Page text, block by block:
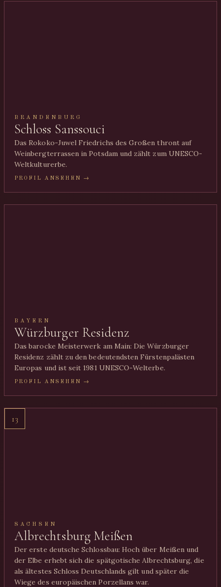
BRANDENBURG
Schloss Sanssouci
Das Rokoko-Juwel Friedrichs des Großen thront auf
Weinbergterrassen in Potsdam und zählt zum UNESCO-
Weltkulturerbe.
PROFIL ANSEHEN →
BAYERN
Würzburger Residenz
Das barocke Meisterwerk am Main: Die Würzburger
Residenz zählt zu den bedeutendsten Fürstenpalästen
Europas und ist seit 1981 UNESCO-Welterbe.
PROFIL ANSEHEN →
13
SACHSEN
Albrechtsburg Meißen
Der erste deutsche Schlossbau: Hoch über Meißen und
der Elbe erhebt sich die spätgotische Albrechtsburg, die
als ältestes Schloss Deutschlands gilt und später die
Wiege des europäischen Porzellans war.